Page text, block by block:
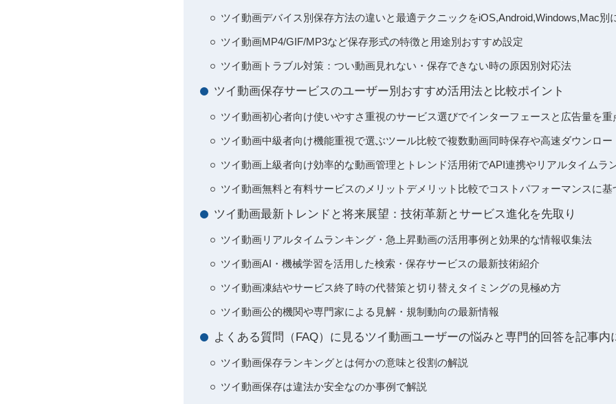
ツイ動画デバイス別保存方法の違いと最適テクニックをiOS,Android,Windows,Mac別
ツイ動画MP4/GIF/MP3など保存形式の特徴と用途別おすすめ設定
ツイ動画トラブル対策：つい動画見れない・保存できない時の原因別対応法
ツイ動画保存サービスのユーザー別おすすめ活用法と比較ポイント
ツイ動画初心者向け使いやすさ重視のサービス選びでインターフェースと広告量を重
ツイ動画中級者向け機能重視で選ぶツール比較で複数動画同時保存や高速ダウンロー
ツイ動画上級者向け効率的な動画管理とトレンド活用術でAPI連携やリアルタイムラ
ツイ動画無料と有料サービスのメリットデメリット比較でコストパフォーマンスに基
ツイ動画最新トレンドと将来展望：技術革新とサービス進化を先取り
ツイ動画リアルタイムランキング・急上昇動画の活用事例と効果的な情報収集法
ツイ動画AI・機械学習を活用した検索・保存サービスの最新技術紹介
ツイ動画凍結やサービス終了時の代替策と切り替えタイミングの見極め方
ツイ動画公的機関や専門家による見解・規制動向の最新情報
よくある質問（FAQ）に見るツイ動画ユーザーの悩みと専門的回答を記事内
ツイ動画保存ランキングとは何かの意味と役割の解説
ツイ動画保存は違法か安全なのか事例で解説